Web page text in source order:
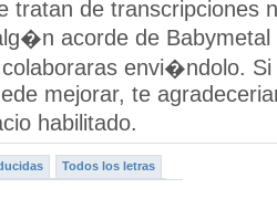
tratan de transcripciones
acorde de
envi�ndolo.
mejorar, te
habilitado.
Todos los letras